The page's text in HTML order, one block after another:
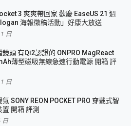
3 爽爽帶回家 歡慶 EaseUS 21 週
海報徵稿活動」好康大放送
日
頭 有Qi2認證的 ONPRO MagReact
薄型磁吸無線急速行動電源 開箱 評
日
SONY REON POCKET PRO 穿戴式智
開箱 評測
日